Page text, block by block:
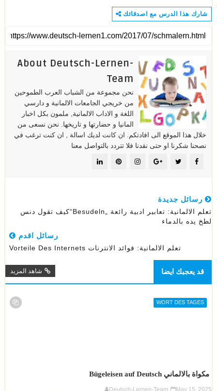
شارك هذا الدرس مع اصدقائك
About Deutsch-Lernen-
Team
نحن مجموعة من الشباب العرب الطموحين
من خريجي الجامعات الالمانية و دارسي
اللغة و الاداب الالمانية, ملمون بكل اخبار
المانيا و حضارتها و تاريخها. نحن نسعى من
خلال هذا الموقع الى افادتكم. ان كانت لديك اسالة , ان كنت ترغب في
نصحنا شكرنا او حتى نقدنا فلا تتردد بالتواصل معنا
رسائل جديدة
تعلم الالمانية: تعابير ادبية رائعة „besudeln“كيف تقول دنس
لطخ يده بالدماء
رسائل اقدم
تعلم الالمانية: فوائد الانترنات Vorteile Des Internets
قد يعجبك ايضا شاهد المزيد
WORT DES TAGES
مكواة بالالماني Bügeleisen auf Deutsch
Deutsch-Lernen-Team May 15, 2025